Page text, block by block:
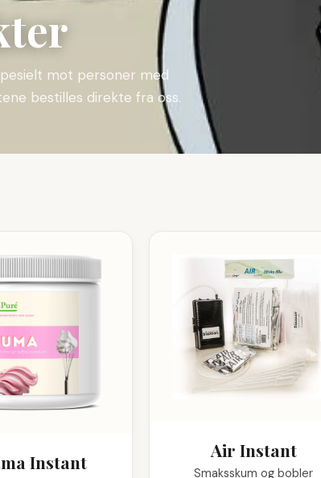
mot personer med
bestilles direkte fra oss.
Instant
Air Instant
Smaksskum og bobler